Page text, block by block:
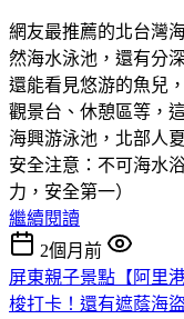
網友最推薦的北台灣
然海水泳池，還有分
還能看見悠游的魚兒
觀景台、休憩區等，
海興游泳池，北部人
安全注意：不可海水
力，安全第一）
繼續閱讀
2個月前
屏東親子景點【阿里
梭打卡！還有遮蔭海